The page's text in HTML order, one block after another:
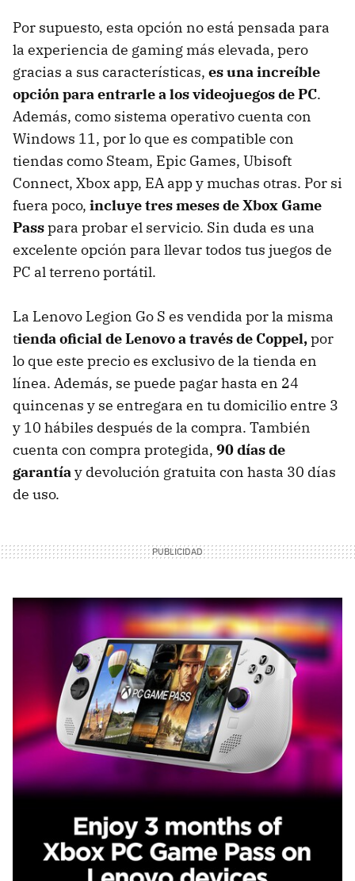
Por supuesto, esta opción no está pensada para
la experiencia de gaming más elevada, pero
gracias a sus características, es una increíble
opción para entrarle a los videojuegos de PC.
Además, como sistema operativo cuenta con
Windows 11, por lo que es compatible con
tiendas como Steam, Epic Games, Ubisoft
Connect, Xbox app, EA app y muchas otras. Por si
fuera poco, incluye tres meses de Xbox Game
Passpara probar el servicio. Sin duda es una
excelente opción para llevar todos tus juegos de
PC al terreno portátil.
La Lenovo Legion Go S es vendida por la misma
tienda oficial de Lenovo a través de Coppel,por
lo que este precio es exclusivo de la tienda en
línea. Además, se puede pagar hasta en 24
quincenas y se entregara en tu domicilio entre 3
y 10 hábiles después de la compra. También
cuenta con compra protegida, 90 días de
garantíay devolución gratuita con hasta 30 días
de uso.